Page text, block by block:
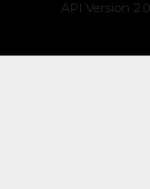
API Version 2.0